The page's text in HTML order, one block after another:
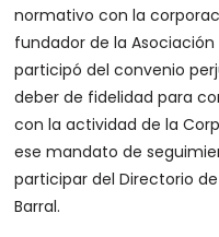
normativo con la
fundador de la
participó del convenio
deber de fidelidad para
con la actividad de la
ese mandato de
participar del Directorio de
Barral.